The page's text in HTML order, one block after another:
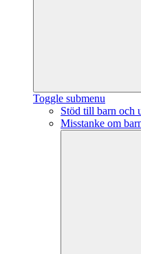
Toggle submenu
Stöd till barn och
Misstanke om